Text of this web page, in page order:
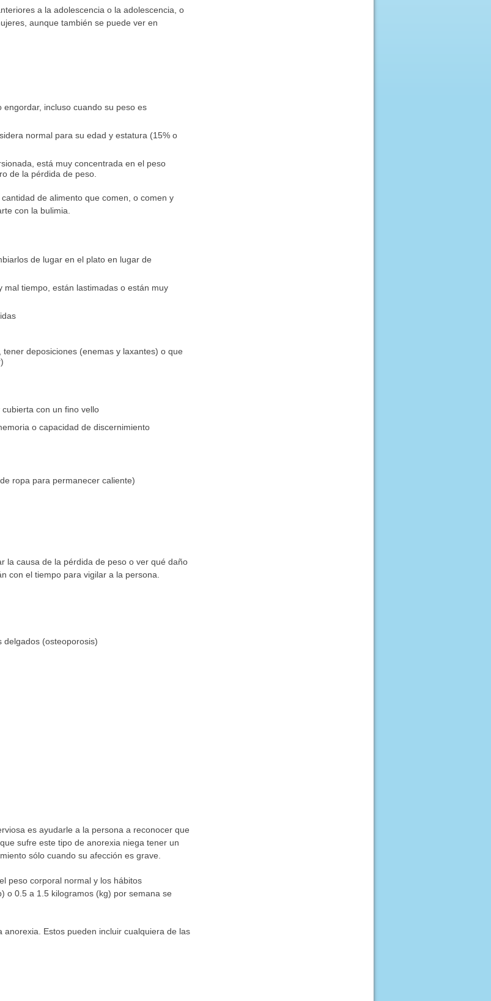
a la adolescencia o la adolescencia, o
aunque también se puede ver en
incluso cuando su peso es
normal para su edad y estatura (15% o
está muy concentrada en el peso
de la pérdida de peso.
de alimento que comen, o comen y
con la bulimia.
de lugar en el plato en lugar de
tiempo, están lastimadas o están muy
deposiciones (enemas y laxantes) o que
con un fino vello
o capacidad de discernimiento
ropa para permanecer caliente)
la causa de la pérdida de peso o ver qué daño
con el tiempo para vigilar a la persona.
delgados (osteoporosis)
es ayudarle a la persona a reconocer que
sufre este tipo de anorexia niega tener un
sólo cuando su afección es grave.
peso corporal normal y los hábitos
o 0.5 a 1.5 kilogramos (kg) por semana se
Estos pueden incluir cualquiera de las